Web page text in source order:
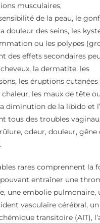
musculaires,
de la peau, le
douleur des seins, les
ou les polypes
des effets secondaires
la dermatite, les
les éruptions cutanées
chaleur, les maux de tête
diminution de la libido et
tous des troubles
odeur, douleur, gêne
rares comprennent la
entraîner une
une embolie pulmonaire,
vasculaire cérébral,
transitoire (AIT),